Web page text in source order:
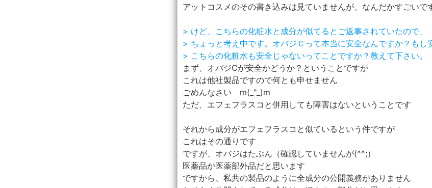
アットコスメのその書き込みは見ていませんが、なんだかすごいで
> けど、こちらの化粧水と成分が似てるとご返事されていたので、
> ちょっと考え中です。オバジＣって本当に安全なんですか？もし
> こちらの化粧水も安全じゃないってことですか？教えて下さい。
まず、オバジCが安全かどうか？ということですが
これは他社製品ですので何とも申せません
ごめんなさい m(_"_)m
ただ、エフェフラスコと併用しても障害はないということです
それから成分がエフェフラスコと似ているという件ですが
これはその通りです
ですが、オバジはたぶん（確認していませんが(^^;）
医薬品か医薬部外品だと思います
ですから、私共の製品のように全成分の公開義務がありません